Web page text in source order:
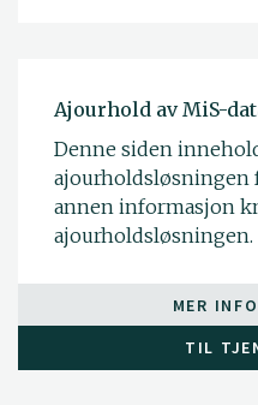
Ajourhold av MiS-
Denne siden
ajourholdsløsningen
annen informasjon
ajourholdsløsningen.
MER
TIL